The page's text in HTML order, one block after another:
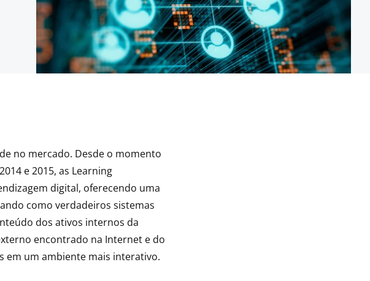
no mercado. Desde o momento
e 2015, as Learning
digital, oferecendo uma
como verdadeiros sistemas
dos ativos internos da
encontrado na Internet e do
em um ambiente mais interativo.